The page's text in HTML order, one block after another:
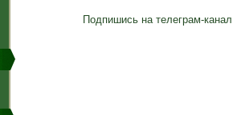
Подпишись на телеграм-